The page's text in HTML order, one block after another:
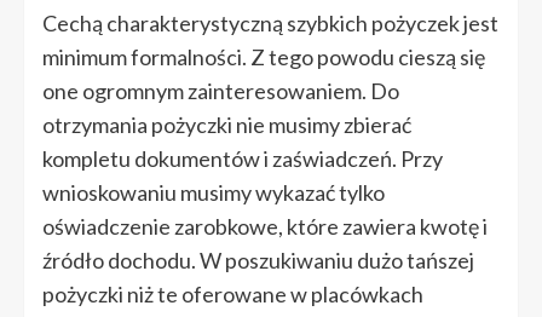
Cechą charakterystyczną szybkich pożyczek jest
minimum formalności. Z tego powodu cieszą się
one ogromnym zainteresowaniem. Do
otrzymania pożyczki nie musimy zbierać
kompletu dokumentów i zaświadczeń. Przy
wnioskowaniu musimy wykazać tylko
oświadczenie zarobkowe, które zawiera kwotę i
źródło dochodu. W poszukiwaniu dużo tańszej
pożyczki niż te oferowane w placówkach